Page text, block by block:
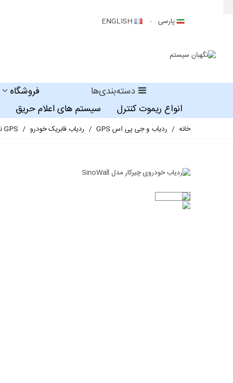
پارسی ENGLISH
دسته‌بندی‌ها فروشگاه
انواع ریموت کنترل
سیستم های اعلام حریق
خانه / ردیاب و جی پی اس GPS / ردیاب فابریک خودرو / GPS نیسان جوک